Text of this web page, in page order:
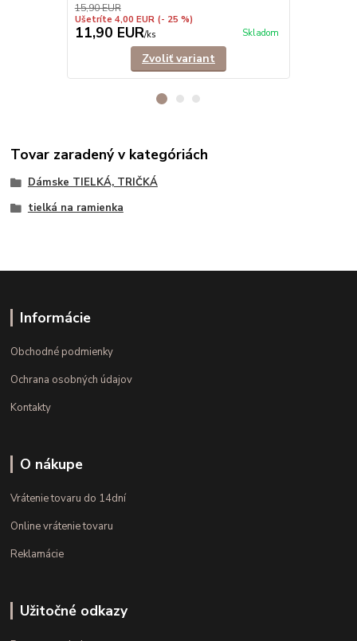
15,90 EUR
Ušetríte 4,00 EUR (- 25 %)
11,90 EUR/ks Skladom
Zvoliť variant
Tovar zaradený v kategóriách
Dámske TIELKÁ, TRIČKÁ
tielká na ramienka
Informácie
Obchodné podmienky
Ochrana osobných údajov
Kontakty
O nákupe
Vrátenie tovaru do 14dní
Online vrátenie tovaru
Reklamácie
Užitočné odkazy